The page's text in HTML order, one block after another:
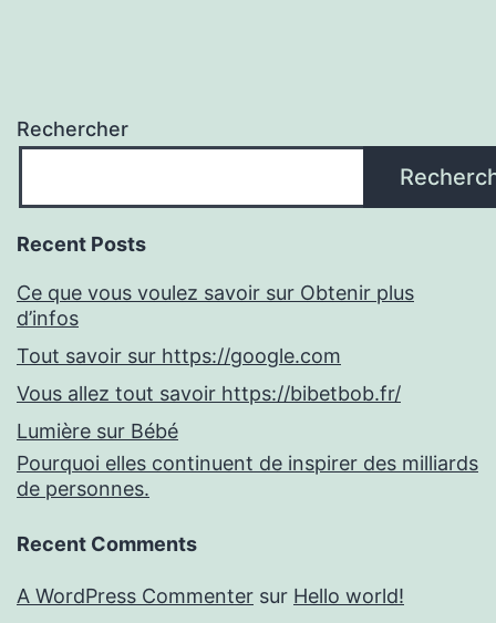
Rechercher
Recent Posts
Ce que vous voulez savoir sur Obtenir plus
d’infos
Tout savoir sur https://google.com
Vous allez tout savoir https://bibetbob.fr/
Lumière sur Bébé
Pourquoi elles continuent de inspirer des milliards
de personnes.
Recent Comments
A WordPress Commenter sur Hello world!